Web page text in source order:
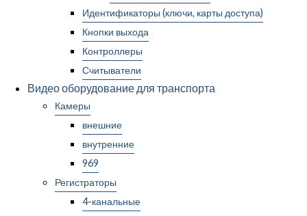
Идентификаторы (ключи, карты доступа)
Кнопки выхода
Контроллеры
Считыватели
Видео оборудование для транспорта
Камеры
внешние
внутренние
969
Регистраторы
4-канальные